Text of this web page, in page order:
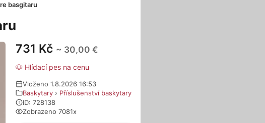
basgitaru
731 Kč ~ 30,00 €
🐶 Hlídací pes na cenu
Vloženo 1.8.2026 16:53
Baskytary › Příslušenství baskytary
ID: 728138
Zobrazeno 7081x